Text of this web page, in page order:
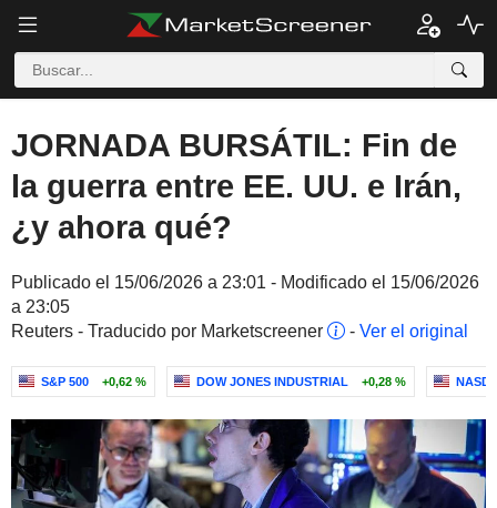
JORNADA BURSÁTIL: Fin de
la guerra entre EE. UU. e Irán,
¿y ahora qué?
Publicado el 15/06/2026 a 23:01 - Modificado el 15/06/2026
a 23:05
Reuters - Traducido por Marketscreener
- Ver el original
S&P 500 +0,62 % DOW JONES INDUSTRIAL +0,28 %